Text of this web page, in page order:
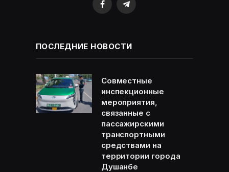
FacebookTelegram
ПОСЛЕДНИЕ НОВОСТИ
Совместные
инспекционные
мероприятия,
связанные с
пассажирскими
транспортными
средствами на
территории города
Душанбе